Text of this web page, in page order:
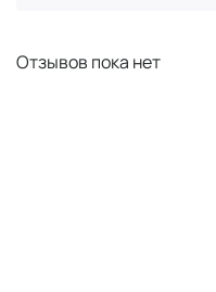
Отзывов пока нет